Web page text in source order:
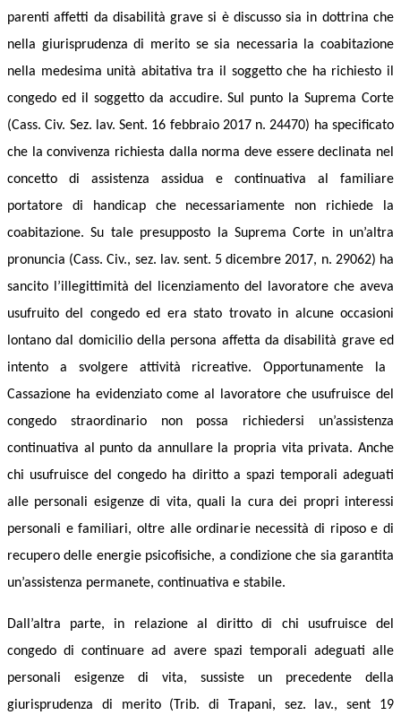
parenti affetti da disabilità grave si è discusso sia in dottrina che
nella giurisprudenza di meritose sia necessaria la coabitazione
nella medesima unità abitativa tra il soggetto che ha richiesto il
congedo ed il soggetto da accudire. Sul punto la Suprema Corte
(Cass. Civ. Sez. lav. Sent. 16 febbraio 2017 n. 24470) ha specificato
che la convivenza richiesta dalla norma deve essere declinata nel
concetto di assistenza assidua e continuativa al familiare
portatore di handicap che necessariamente non richiede la
coabitazione.Su tale presupposto la Suprema Corte in un’altra
pronuncia (Cass. Civ., sez. lav. sent. 5 dicembre 2017, n. 29062) ha
sancito l’illegittimità del licenziamento del lavoratore che aveva
usufruito del congedoed era stato trovato in alcune occasioni
lontano dal domicilio de lla persona affetta da disabilità grave ed
intento a svolgere attività ricreative. Opportunamente la
Cassazione ha evidenziato come al lavoratore che usufruisce del
congedo straordinario non possa richiedersi un’assistenza
continuativa al punto da annullare la propria vita privata. Anche
chi usufruisce del congedo ha diritto a spazi temporali adeguati
alle personali esigenze di vita, quali la cura dei propri interessi
personali e familiari, oltre alle ordinarie necessità di riposo e di
recupero delle energie psicofisiche, a condizione che sia garantita
un’assistenza permanete, continuativa e stabile.
Dall’altra parte, in relazione a l diritto di chi usufruisce del
congedo di continuare ad avere spazi temporali adeguati alle
personali esigenze di vita, sussiste un precedente della
giurisprudenza di merito (Trib.di Trapani, sez. lav.,sent 19